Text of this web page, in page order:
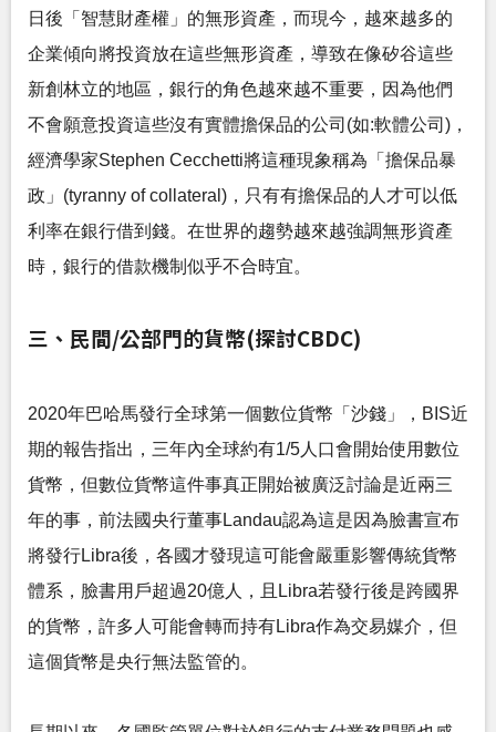
日後「智慧財產權」的無形資產，而現今，越來越多的
企業傾向將投資放在這些無形資產，導致在像矽谷這些
新創林立的地區，銀行的角色越來越不重要，因為他們
不會願意投資這些沒有實體擔保品的公司(如:軟體公司)，
經濟學家Stephen Cecchetti將這種現象稱為「擔保品暴
政」(tyranny of collateral)，只有有擔保品的人才可以低
利率在銀行借到錢。在世界的趨勢越來越強調無形資產
時，銀行的借款機制似乎不合時宜。
三、民間/公部門的貨幣(探討CBDC)
2020年巴哈馬發行全球第一個數位貨幣「沙錢」，BIS近
期的報告指出，三年內全球約有1/5人口會開始使用數位
貨幣，但數位貨幣這件事真正開始被廣泛討論是近兩三
年的事，前法國央行董事Landau認為這是因為臉書宣布
將發行Libra後，各國才發現這可能會嚴重影響傳統貨幣
體系，臉書用戶超過20億人，且Libra若發行後是跨國界
的貨幣，許多人可能會轉而持有Libra作為交易媒介，但
這個貨幣是央行無法監管的。